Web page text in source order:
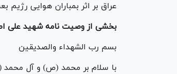
عراق بر اثر بمباران هوایی
بخشی از وصیت نامه شهید علی
بسم رب الشهداء والصدیقین
با سلام بر محمد (ص) و آل